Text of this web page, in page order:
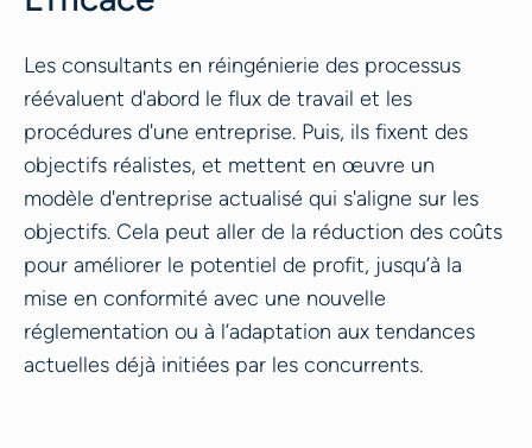
Les consultants en réingénierie des processus
réévaluent d'abord le flux de travail et les
procédures d'une entreprise. Puis, ils fixent des
objectifs réalistes, et mettent en œuvre un
modèle d'entreprise actualisé qui s'aligne sur les
objectifs. Cela peut aller de la réduction des coûts
pour améliorer le potentiel de profit, jusqu’à la
mise en conformité avec une nouvelle
réglementation ou à l’adaptation aux tendances
actuelles déjà initiées par les concurrents.